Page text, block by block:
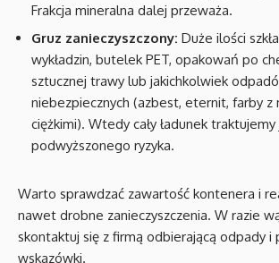
Frakcja mineralna dalej przeważa.
Gruz zanieczyszczony: Duże ilości
wykładzin, butelek PET, opakowań po
sztucznej trawy lub jakichkolwiek
niebezpiecznych (azbest, eternit, farby z
ciężkimi). Wtedy cały ładunek
podwyższonego ryzyka.
Warto sprawdzać zawartość kontenera i
nawet drobne zanieczyszczenia. W razie
skontaktuj się z firmą odbierającą odpady i
wskazówki.